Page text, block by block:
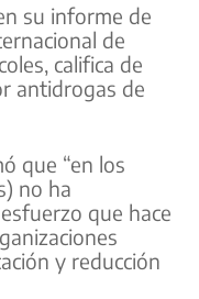
su informe de
de
califica de
antidrogas de
que “en los
no ha
que hace
y reducción